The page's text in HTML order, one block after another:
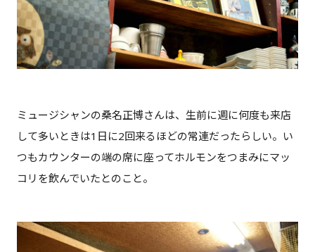
ミュージシャンの桑名正博さんは、生前に週に何度も来店
して多いときは1日に2回来るほどの常連だったらしい。い
つもカウンターの端の席に座ってホルモンをつまみにマッ
コリを飲んでいたとのこと。